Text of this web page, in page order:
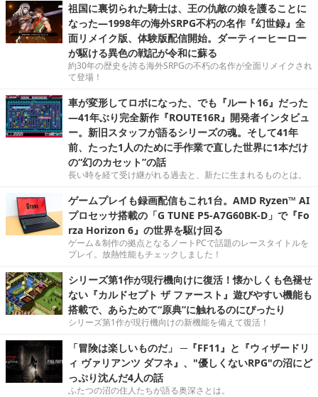
祖国に裏切られた騎士は、王の仇敵の娘を護ることに
なった―1998年の海外SRPG不朽の名作『幻世録』全
面リメイク版、体験版配信開始。ダーティーヒーロー
が駆ける異色の戦記が令和に蘇る
約30年の歴史を誇る海外SRPGの不朽の名作が全面リメイクされ
て登場！
車が変形してロボになった、でも『ルート16』だった
―41年ぶり完全新作『ROUTE16R』開発者インタビュ
ー。新旧スタッフが語るシリーズの魂。そして41年
前、たった1人のために手作業で直した世界に1本だけ
の“幻のカセット”の話
長い時を経て受け継がれる過去と、新たに生まれるものとは。
ゲームプレイも録画配信もこれ1台。AMD Ryzen™ AI
プロセッサ搭載の「G TUNE P5-A7G60BK-D」で『Fo
rza Horizon 6』の世界を駆け回る
ゲーム＆制作の拠点となるノートPCで話題のレースタイトルを
プレイ。放熱性能もチェックしました！
シリーズ第1作が現行機向けに復活！懐かしくも色褪せ
ない『カルドセプト ザ ファースト』遊びやすい機能も
搭載で、あらためて“原典”に触れるのにぴったり
シリーズ第1作が現行機向けの新機能を備えて復活！
「冒険は楽しいものだ」 ─『FF11』と『ウィザードリ
ィ ヴァリアンツ ダフネ』、"優しくないRPG"の沼にど
っぷり沈んだ4人の話
ふたつの沼の住人たちが語る奥深さとは。